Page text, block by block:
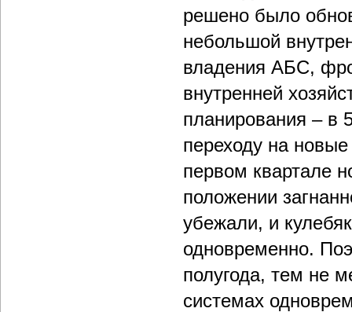
решено было
небольшой
владения АБС,
внутренней
планирования – в
переходу на
первом квартале
положении
убежали, и
одновременно.
полугода, тем не
системах